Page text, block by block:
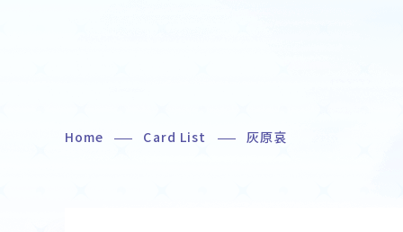
Home Card List 灰原哀